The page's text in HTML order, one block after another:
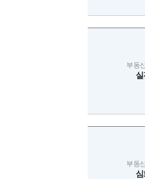
부동
실
부동
심